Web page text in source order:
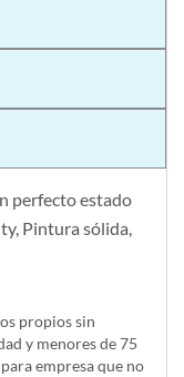
perfecto estado
Pintura sólida,
propios sin
y menores de 75
empresa que no